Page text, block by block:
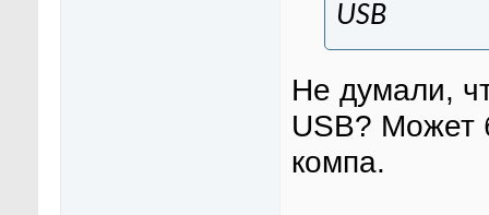
USB
Не думали,
USB? Может
компа.